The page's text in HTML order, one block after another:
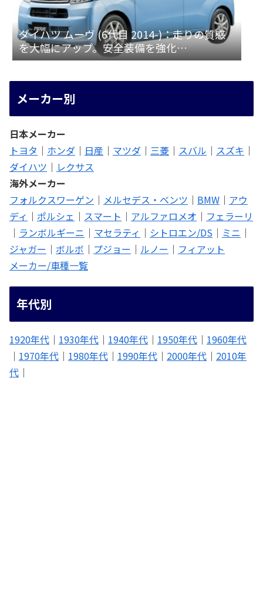
ダイハツ ムーヴ (6代目 2014-)：走りの質感
を大幅にアップ。安全装備を強化
[LA150/160S]
メーカー別
日本メーカー
トヨタ ｜ ホンダ ｜ 日産 ｜ マツダ ｜ 三菱 ｜ スバル ｜ スズキ ｜
ダイハツ ｜ レクサス
海外メーカー
フォルクスワーゲン ｜ メルセデス・ベンツ ｜ BMW ｜ アウ
ディ ｜ ポルシェ ｜ スマート ｜ アルファロメオ ｜ フェラーリ
｜ ランボルギーニ ｜ マセラティ ｜ シトロエン/DS ｜ ミニ ｜
ジャガー ｜ ボルボ ｜ プジョー ｜ ルノー ｜ フィアット
メーカー/車種一覧
年代別
1920年代 ｜ 1930年代 ｜ 1940年代 ｜ 1950年代 ｜ 1960年代
｜ 1970年代 ｜ 1980年代 ｜ 1990年代 ｜ 2000年代 ｜ 2010年
代 ｜